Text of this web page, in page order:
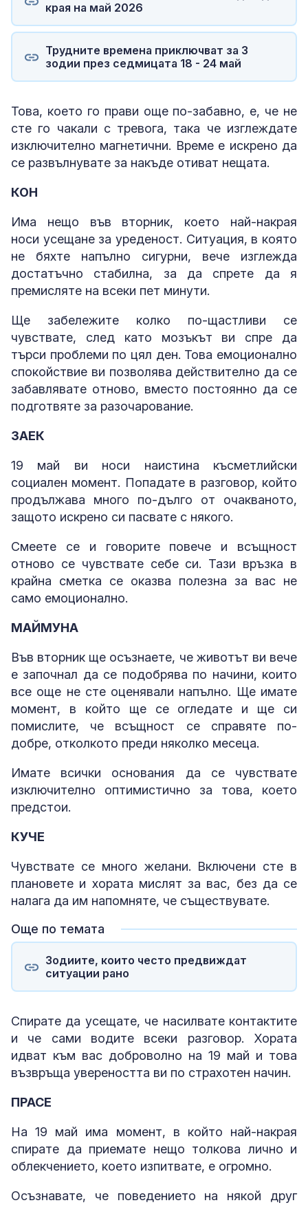
края на май 2026
Трудните времена приключват за 3
зодии през седмицата 18 - 24 май
Това, което го прави още по-забавно, е, че не
сте го чакали с тревога, така че изглеждате
изключително магнетични. Време е искрено да
се развълнувате за накъде отиват нещата.
КОН
Има нещо във вторник, което най-накрая
носи усещане за уреденост. Ситуация, в която
не бяхте напълно сигурни, вече изглежда
достатъчно стабилна, за да спрете да я
премисляте на всеки пет минути.
Ще забележите колко по-щастливи се
чувствате, след като мозъкът ви спре да
търси проблеми по цял ден. Това емоционално
спокойствие ви позволява действително да се
забавлявате отново, вместо постоянно да се
подготвяте за разочарование.
ЗАЕК
19 май ви носи наистина късметлийски
социален момент. Попадате в разговор, който
продължава много по-дълго от очакваното,
защото искрено си пасвате с някого.
Смеете се и говорите повече и всъщност
отново се чувствате себе си. Тази връзка в
крайна сметка се оказва полезна за вас не
само емоционално.
МАЙМУНА
Във вторник ще осъзнаете, че животът ви вече
е започнал да се подобрява по начини, които
все още не сте оценявали напълно. Ще имате
момент, в който ще се огледате и ще си
помислите, че всъщност се справяте по-
добре, отколкото преди няколко месеца.
Имате всички основания да се чувствате
изключително оптимистично за това, което
предстои.
КУЧЕ
Чувствате се много желани. Включени сте в
плановете и хората мислят за вас, без да се
налага да им напомняте, че съществувате.
Още по темата
Зодиите, които често предвиждат
ситуации рано
Спирате да усещате, че насилвате контактите
и че сами водите всеки разговор. Хората
идват към вас доброволно на 19 май и това
възвръща увереността ви по страхотен начин.
ПРАСЕ
На 19 май има момент, в който най-накрая
спирате да приемате нещо толкова лично и
облекчението, което изпитвате, е огромно.
Осъзнавате, че поведението на някой друг